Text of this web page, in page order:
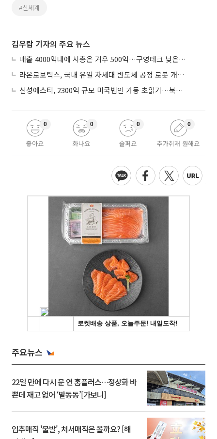
#신세계
김우람 기자의 주요 뉴스
매출 4000억대에 시총은 겨우 500억…구영테크 낮은 몸값에 저가 승계 마무리
라온로보틱스, 국내 유일 차세대 반도체 공정 로봇 개발 ‘고객사 테스트 진행’
신성에스티, 2300억 규모 미국법인 가동 초읽기…북미 ESS 공략 본격화
좋아요
0
화나요
0
슬퍼요
0
추가취재 원해요
0
주요뉴스
22일 만에 다시 문 연 홈플러스…정상화 바
쁜데 재고 없어 ‘발동동’[가보니]
입추매직 '불발', 처서매직은 올까요? [해